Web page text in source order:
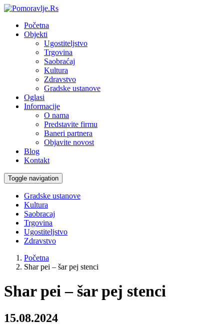
Početna
Objekti
Ugostiteljstvo
Trgovina
Saobraćaj
Kultura
Zdravstvo
Gradske ustanove
Oglasi
Informacije
O nama
Predstavite firmu
Baneri partnera
Objavite novost
Blog
Kontakt
Toggle navigation
Gradske ustanove
Kultura
Saobracaj
Trgovina
Ugostiteljstvo
Zdravstvo
Početna
Shar pei – šar pej stenci
Shar pei – šar pej stenci
15.08.2024